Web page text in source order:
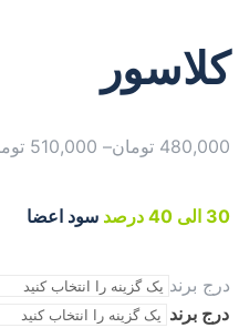
کلاسور
480,000 تومان–
510,000
30 الی 40 درصد سود اعضا
درج برند
درج برند